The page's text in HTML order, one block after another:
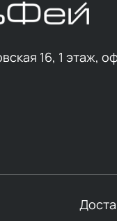
16, 1 этаж,